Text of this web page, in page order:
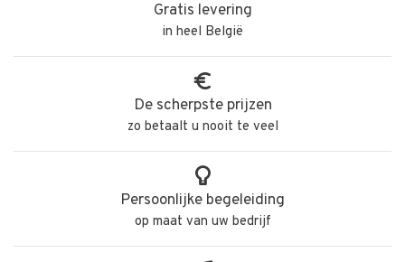
Gratis levering
in heel België
De scherpste prijzen
zo betaalt u nooit te veel
Persoonlijke begeleiding
op maat van uw bedrijf